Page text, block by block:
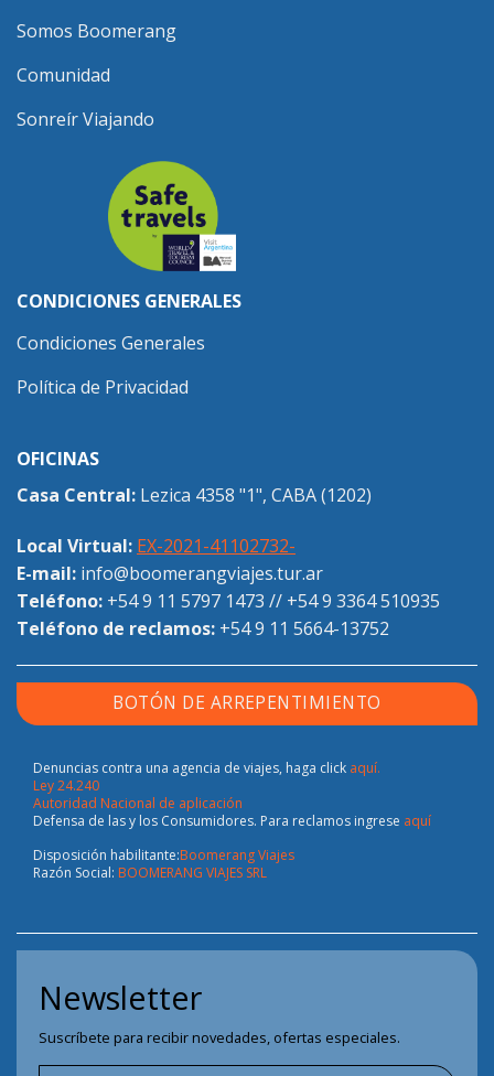
Somos Boomerang
Comunidad
Sonreír Viajando
CONDICIONES GENERALES
Condiciones Generales
Política de Privacidad
OFICINAS
Casa Central: Lezica 4358 "1", CABA (1202)
Local Virtual: EX-2021-41102732-
E-mail: info@boomerangviajes.tur.ar
Teléfono: +54 9 11 5797 1473 // +54 9 3364 510935
Teléfono de reclamos: +54 9 11 5664-13752
BOTÓN DE ARREPENTIMIENTO
Denuncias contra una agencia de viajes, haga click aquí.
Ley 24.240
Autoridad Nacional de aplicación
Defensa de las y los Consumidores. Para reclamos ingrese aquí
Disposición habilitante:Boomerang Viajes
Razón Social: BOOMERANG VIAJES SRL
Newsletter
Suscríbete para recibir novedades, ofertas especiales.